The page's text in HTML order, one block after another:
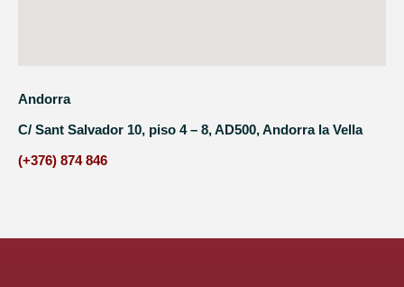
Andorra
C/ Sant Salvador 10, piso 4 – 8, AD500, Andorra la Vella
(+376) 874 846